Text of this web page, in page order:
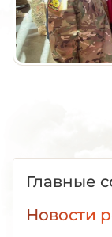
Главные
Новости